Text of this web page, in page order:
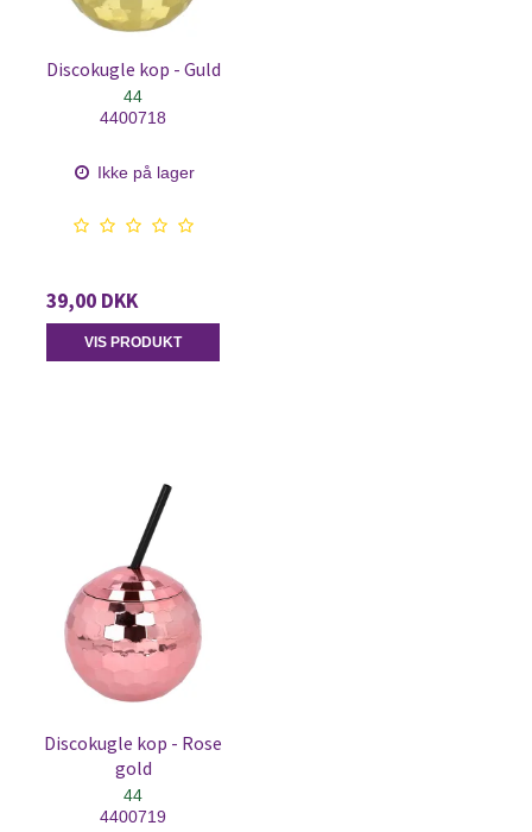
Discokugle kop - Guld
44
4400718
Ikke på lager
39,00 DKK
VIS PRODUKT
Discokugle kop - Rose
gold
44
4400719